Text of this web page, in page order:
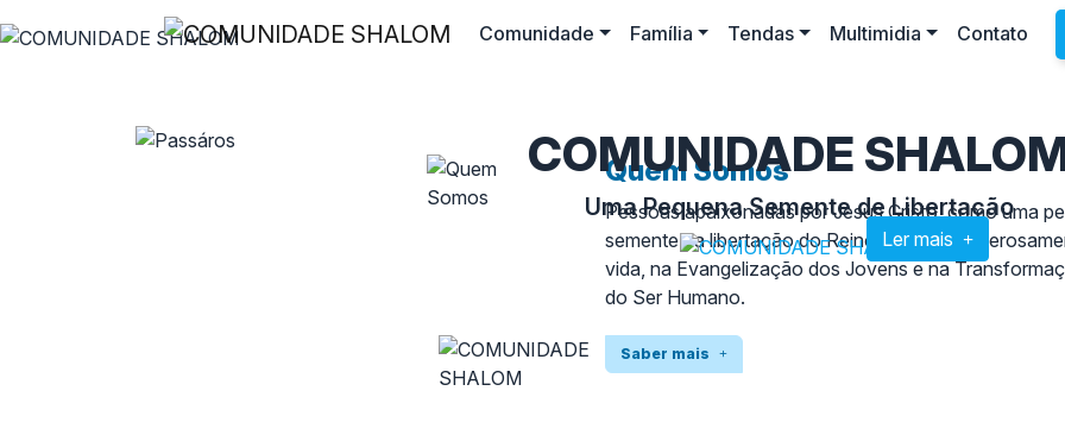
Comunidade Família Tendas Multimidia Contato
COMUNIDADE
Uma Pequena Semente de Libertação
Ler mais
Quem Somos
Pessoas apaixonadas por Jesus Cristo, como uma
semente da libertação do Reino, doando
vida, na Evangelização dos Jovens e na
do Ser Humano.
Saber mais